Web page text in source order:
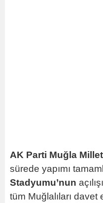
AK Parti Muğla
sürede yapımı
Stadyumu’nun
tüm Muğlalıları davet